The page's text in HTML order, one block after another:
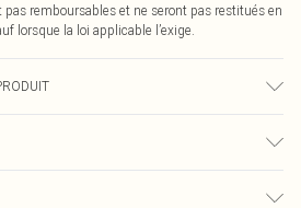
remboursables et ne seront pas restitués en
lorsque la loi applicable l’exige.